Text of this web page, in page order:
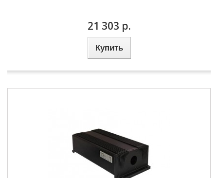
21 303 р.
Купить